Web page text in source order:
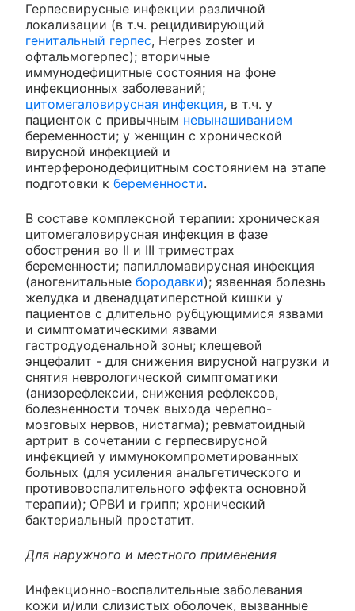
Герпесвирусные инфекции различной
локализации (в т.ч. рецидивирующий
генитальный герпес, Herpes zoster и
офтальмогерпес); вторичные
иммунодефицитные состояния на фоне
инфекционных заболеваний;
цитомегаловирусная инфекция, в т.ч. у
пациенток с привычным невынашиванием
беременности; у женщин с хронической
вирусной инфекцией и
интерферонодефицитным состоянием на этапе
подготовки к беременности.
В составе комплексной терапии: хроническая
цитомегаловирусная инфекция в фазе
обострения во II и III триместрах
беременности; папилломавирусная инфекция
(аногенитальные бородавки); язвенная болезнь
желудка и двенадцатиперстной кишки у
пациентов с длительно рубцующимися язвами
и симптоматическими язвами
гастродуоденальной зоны; клещевой
энцефалит - для снижения вирусной нагрузки и
снятия неврологической симптоматики
(анизорефлексии, снижения рефлексов,
болезненности точек выхода черепно-
мозговых нервов, нистагма); ревматоидный
артрит в сочетании с герпесвирусной
инфекцией у иммунокомпрометированных
больных (для усиления анальгетического и
противовоспалительного эффекта основной
терапии); ОРВИ и грипп; хронический
бактериальный простатит.
Для наружного и местного применения
Инфекционно-воспалительные заболевания
кожи и/или слизистых оболочек, вызванные